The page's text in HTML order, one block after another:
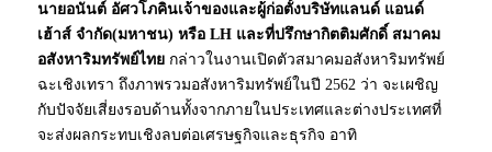
นายอนันต์ อัศวโภคินเจ้าของและผู้ก่อตั้งบริษัทแลนด์ แอนด์
เฮ้าส์ จำกัด(มหาชน) หรือ LH และที่ปรึกษากิตติมศักดิ์ สมาคม
อสังหาริมทรัพย์ไทย กล่าวในงานเปิดตัวสมาคมอสังหาริมทรัพย์
ฉะเชิงเทรา ถึงภาพรวมอสังหาริมทรัพย์ในปี 2562 ว่า จะเผชิญ
กับปัจจัยเสี่ยงรอบด้านทั้งจากภายในประเทศและต่างประเทศที่
จะส่งผลกระทบเชิงลบต่อเศรษฐกิจและธุรกิจ อาทิ